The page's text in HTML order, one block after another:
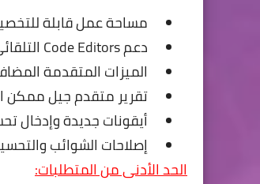
مساحة عمل قابلة
دعم Code Editors التلقائي للاختيار
الميزات المتقدمة
تقرير متقدم جيل ممكن
أيقونات جديدة وإدخال
إصلاحات الشوائب
الحد الأدنى من المتطلبات: